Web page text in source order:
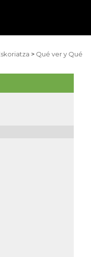
> Qué ver y Qué